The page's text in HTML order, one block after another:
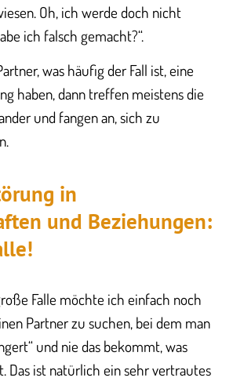
Oh, ich werde doch nicht
ich falsch gemacht?“.
was häufig der Fall ist, eine
haben, dann treffen meistens die
und fangen an, sich zu
in
und Beziehungen:
Falle möchte ich einfach noch
Partner zu suchen, bei dem man
und nie das bekommt, was
Das ist natürlich ein sehr vertrautes